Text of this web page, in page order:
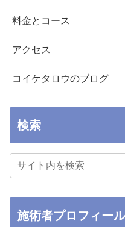
料金とコース
アクセス
コイケタロウのブログ
検索
施術者プロフィール